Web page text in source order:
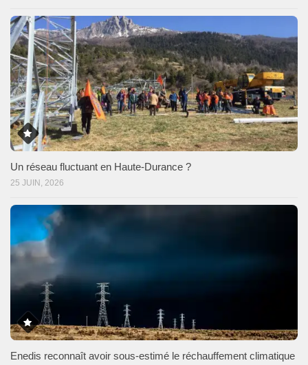
Un réseau fluctuant en Haute-Durance ?
25 JUIN, 2026
Enedis reconnaît avoir sous-estimé le réchauffement climatique